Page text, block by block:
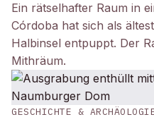
Ein rätselhafter Raum in
Córdoba hat sich als
Halbinsel entpuppt. Der
Mithräum.
GESCHICHTE &